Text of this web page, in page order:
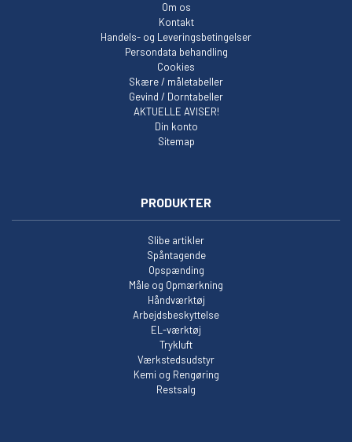
Om os
Kontakt
Handels- og Leveringsbetingelser
Persondata behandling
Cookies
Skære / måletabeller
Gevind / Dorntabeller
AKTUELLE AVISER!
Din konto
Sitemap
PRODUKTER
Slibe artikler
Spåntagende
Opspænding
Måle og Opmærkning
Håndværktøj
Arbejdsbeskyttelse
EL-værktøj
Trykluft
Værkstedsudstyr
Kemi og Rengøring
Restsalg